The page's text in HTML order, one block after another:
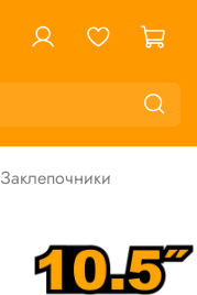
Заклепочники